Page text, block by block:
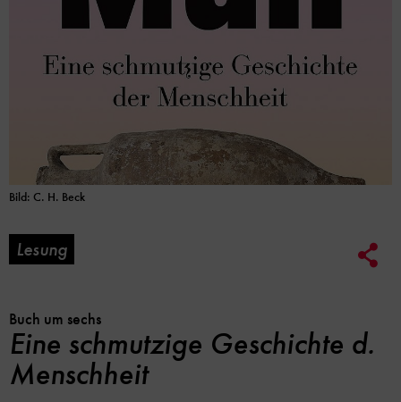
Bild: C. H. Beck
Lesung
Buch um sechs
Eine schmutzige Geschichte d.
Menschheit